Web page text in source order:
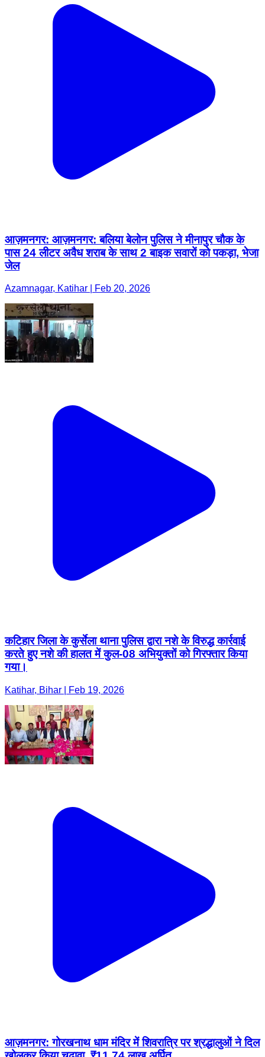
आज़मनगर: आज़मनगर: बलिया बेलोन पुलिस ने मीनापुर चौक के
पास 24 लीटर अवैध शराब के साथ 2 बाइक सवारों को पकड़ा, भेजा
जेल
Azamnagar, Katihar | Feb 20, 2026
कटिहार जिला के कुर्सेला थाना पुलिस द्वारा नशे के विरुद्ध कार्रवाई
करते हुए नशे की हालत में कुल-08 अभियुक्तों को गिरफ्तार किया
गया।
Katihar, Bihar | Feb 19, 2026
आज़मनगर: गोरखनाथ धाम मंदिर में शिवरात्रि पर श्रद्धालुओं ने दिल